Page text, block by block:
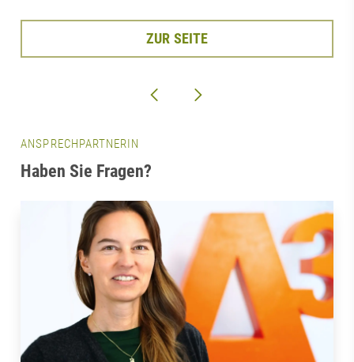
ZUR SEITE
ANSPRECHPARTNERIN
Haben Sie Fragen?